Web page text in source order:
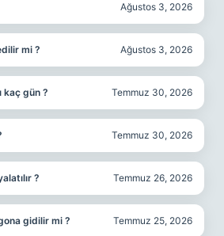
Ağustos 3, 2026
mi ? Ağustos 3, 2026
kaç gün ? Temmuz 30, 2026
Temmuz 30, 2026
? Temmuz 26, 2026
gidilir mi ? Temmuz 25, 2026